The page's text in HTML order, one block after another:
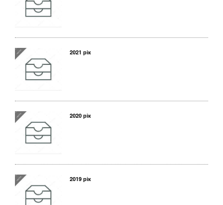
2021 рік
2020 рік
2019 рік